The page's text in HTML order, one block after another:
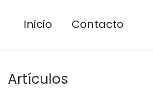
Inicio Contacto
Artículos